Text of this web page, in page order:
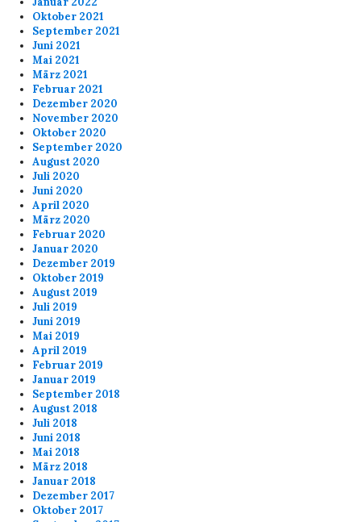
Oktober 2021
September 2021
Juni 2021
Mai 2021
März 2021
Februar 2021
Dezember 2020
November 2020
Oktober 2020
September 2020
August 2020
Juli 2020
Juni 2020
April 2020
März 2020
Februar 2020
Januar 2020
Dezember 2019
Oktober 2019
August 2019
Juli 2019
Juni 2019
Mai 2019
April 2019
Februar 2019
Januar 2019
September 2018
August 2018
Juli 2018
Juni 2018
Mai 2018
März 2018
Januar 2018
Dezember 2017
Oktober 2017